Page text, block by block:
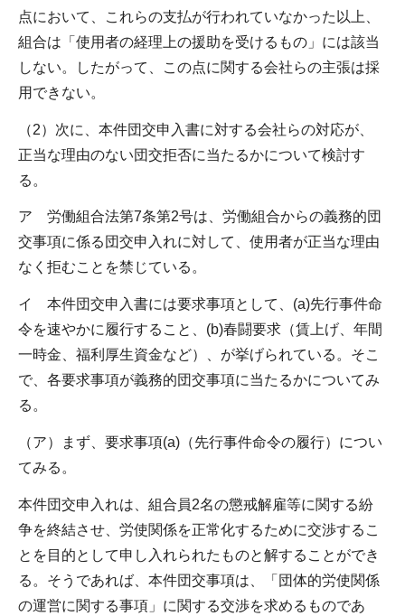
点において、これらの支払が行われていなかった以上、
組合は「使用者の経理上の援助を受けるもの」には該当
しない。したがって、この点に関する会社らの主張は採
用できない。
（2）次に、本件団交申入書に対する会社らの対応が、
正当な理由のない団交拒否に当たるかについて検討す
る。
ア 労働組合法第7条第2号は、労働組合からの義務的団
交事項に係る団交申入れに対して、使用者が正当な理由
なく拒むことを禁じている。
イ 本件団交申入書には要求事項として、(a)先行事件命
令を速やかに履行すること、(b)春闘要求（賃上げ、年間
一時金、福利厚生資金など）、が挙げられている。そこ
で、各要求事項が義務的団交事項に当たるかについてみ
る。
（ア）まず、要求事項(a)（先行事件命令の履行）につい
てみる。
本件団交申入れは、組合員2名の懲戒解雇等に関する紛
争を終結させ、労使関係を正常化するために交渉するこ
とを目的として申し入れられたものと解することができ
る。そうであれば、本件団交事項は、「団体的労使関係
の運営に関する事項」に関する交渉を求めるものであ